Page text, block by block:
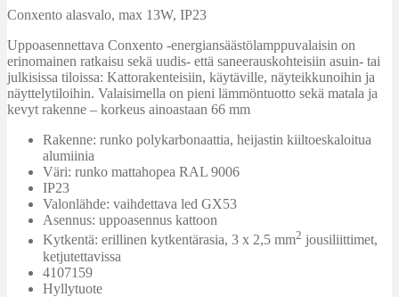
Conxento alasvalo, max 13W, IP23
Uppoasennettava Conxento -energiansäästölamppuvalaisin on
erinomainen ratkaisu sekä uudis- että saneerauskohteisiin asuin- tai
julkisissa tiloissa: Kattorakenteisiin, käytäville, näyteikkunoihin ja
näyttelytiloihin. Valaisimella on pieni lämmöntuotto sekä matala ja
kevyt rakenne – korkeus ainoastaan 66 mm
Rakenne: runko polykarbonaattia, heijastin kiiltoeskaloitua
alumiinia
Väri: runko mattahopea RAL 9006
IP23
Valonlähde: vaihdettava led GX53
Asennus: uppoasennus kattoon
Kytkentä: erillinen kytkentärasia, 3 x 2,5 mm2 jousiliittimet,
ketjutettavissa
4107159
Hyllytuote